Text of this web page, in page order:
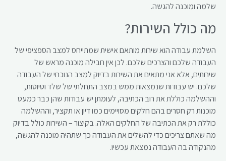
שלמה ומוכנה להגשה.
מה כולל השירות?
השלמת עבודה הוא שירות מותאם אישית שמתייחס למצב הספציפי של
העבודה שלכם והצרכים שלכם. לכן אין חבילה מוכנה מראש של
שירותים, אלא אני מתאים את השירות בדיוק למצב הנוכחי של העבודה
שלכם. יש עבודות שנמצאות ממש במצב התחלתי של שלד וטיוטות,
וההשלמה כוללת את רוב הכתיבה, לעומתן יש עבודות שהן כבר כמעט
מוכנות רק חסרים בהם חלקים מסויימים כמו דיון או תקציר, וההשלמה
כוללת רק את הכתיבה של החלקים האלה. בקיצור – השירות כולל בדיוק
מה שאתם צריכים כדי להשלים את העבודה כך שתהיה מוכנה להגשה,
מהנקודה בה העבודה נמצאת עכשיו.